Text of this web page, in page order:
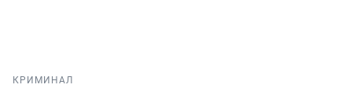
КРИМИНАЛ